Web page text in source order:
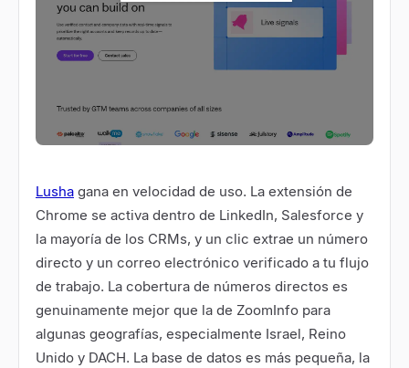
Lusha gana en velocidad de uso. La extensión de
Chrome se activa dentro de LinkedIn, Salesforce y
la mayoría de los CRMs, y un clic extrae un número
directo y un correo electrónico verificado a tu flujo
de trabajo. La cobertura de números directos es
genuinamente mejor que la de ZoomInfo para
algunas geografías, especialmente Israel, Reino
Unido y DACH. La base de datos es más pequeña, la